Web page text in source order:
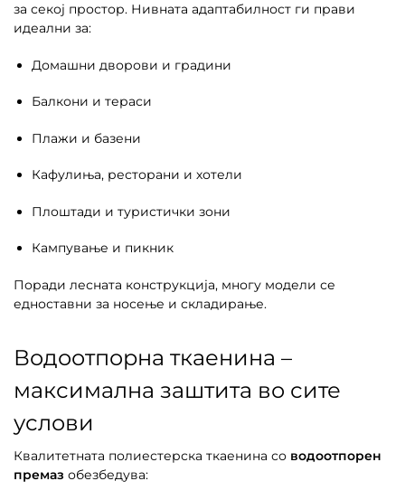
за секој простор. Нивната адаптабилност ги прави
идеални за:
Домашни дворови и градини
Балкони и тераси
Плажи и базени
Кафулиња, ресторани и хотели
Плоштади и туристички зони
Кампување и пикник
Поради лесната конструкција, многу модели се
едноставни за носење и складирање.
Водоотпорна ткаенина –
максимална заштита во сите
услови
Квалитетната полиестерска ткаенина со водоотпорен
премаз обезбедува: